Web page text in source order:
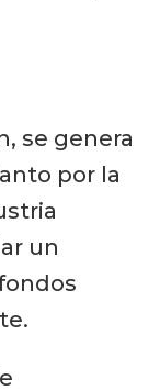
se genera
por la
un